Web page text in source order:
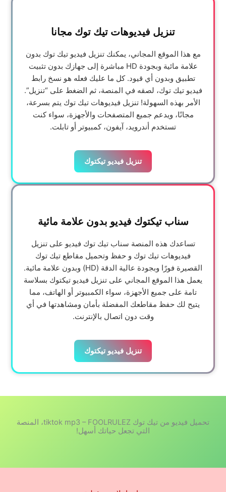
تنزيل فيديوهات تيك توك مجانا
مع هذا الموقع المجاني، يمكنك تنزيل فيديو تيك توك بدون
علامة مائية وبجودة HD مباشرة إلى جهازك بدون تثبيت
تطبيق وبدون أي قيود. كل ما عليك فعله هو نسخ رابط
فيديو تيك توك، لصقه في المنصة، ثم الضغط على “تنزيل”.
الأمر بهذه السهولة! تنزيل فيديوهات تيك توك يتم بسرعة،
مجانًا، ويدعم جميع المتصفحات والأجهزة، سواء كنت
تستخدم أندرويد، آيفون، كمبيوتر أو تابلت.
تنزيل فيديو تيكتوك
سناب تيكتوك فيديو بدون علامة مائية
تساعدك هذه المنصة سناب تيك توك فيديو على تنزيل
فيديوهات تيك توك و حفظ وتحميل مقاطع تيك توك
القصيرة فورًا وبجودة عالية الدقة (HD) وبدون علامة مائية.
يعمل هذا الموقع المجاني على تنزيل فيديو تيكتوك بسلاسة
تامة على جميع الأجهزة، سواء الكمبيوتر أو الهاتف، مما
يتيح لك حفظ مقاطعك المفضلة بأمان ومشاهدتها في أي
وقت دون اتصال بالإنترنت.
تنزيل فيديو تيكتوك
تحميل فيديو من تيك توك tiktok mp3 – FOOLRULEZ، المنصة
التي تجعل حياتك أسهل!